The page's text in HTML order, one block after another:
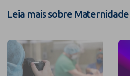
Leia mais sobre Maternidade